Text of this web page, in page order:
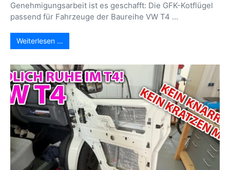
Genehmigungsarbeit ist es geschafft: Die GFK-Kotflügel
passend für Fahrzeuge der Baureihe VW T4 ...
Weiterlesen …